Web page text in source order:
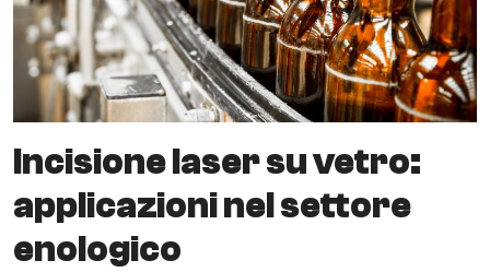
Incisione laser su vetro:
applicazioni nel settore
enologico